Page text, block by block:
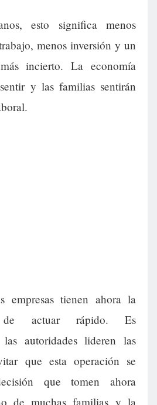
esto significa menos
menos inversión y un
incierto. La economía
y las familias sentirán
empresas tienen ahora la
de actuar rápido. Es
autoridades lideren las
que esta operación se
que tomen ahora
de muchas familias y la